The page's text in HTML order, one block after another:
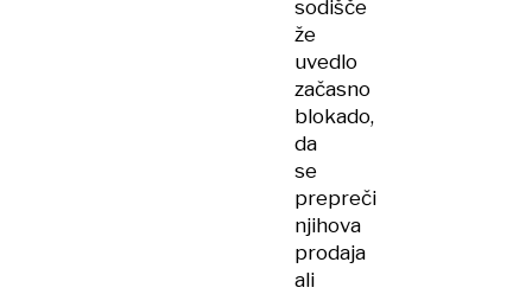
sodišče
že
uvedlo
začasno
blokado,
da
se
prepreči
njihova
prodaja
ali